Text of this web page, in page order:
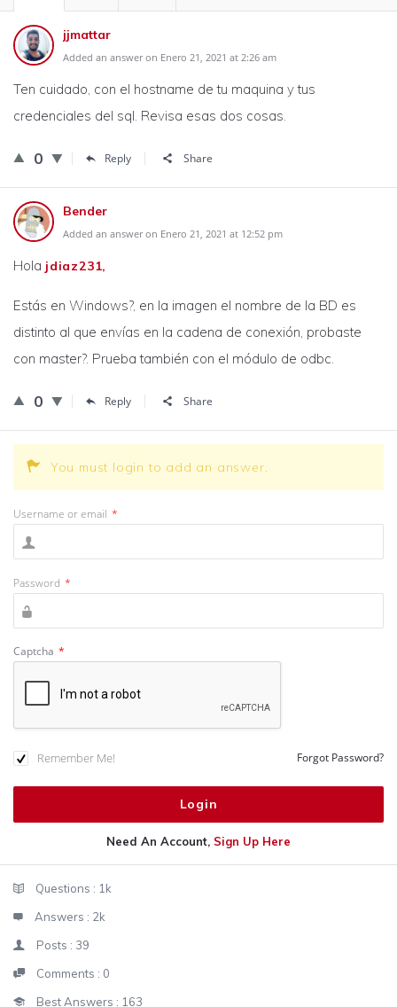
jjmattar
Added an answer on Enero 21, 2021 at 2:26 am
Ten cuidado, con el hostname de tu maquina y tus
credenciales del sql. Revisa esas dos cosas.
0 Reply Share
Bender
Added an answer on Enero 21, 2021 at 12:52 pm
Hola jdiaz231,
Estás en Windows?, en la imagen el nombre de la BD es
distinto al que envías en la cadena de conexión, probaste
con master?. Prueba también con el módulo de odbc.
0 Reply Share
You must login to add an answer.
Username or email *
Password *
Captcha *
Remember Me! Forgot Password?
Need An Account, Sign Up Here
StatsQuestions : 1k
Answers : 2k
Posts : 39
Comments : 0
Best Answers : 163